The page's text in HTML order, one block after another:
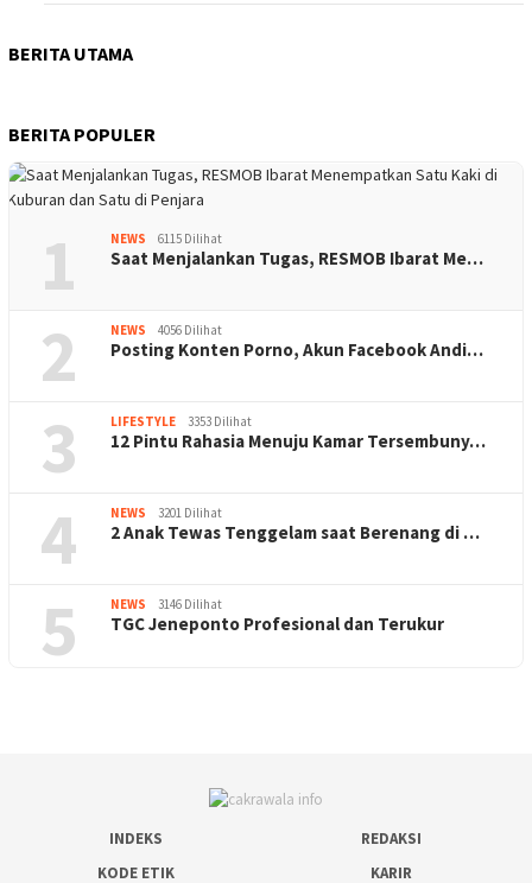
BERITA UTAMA
BERITA POPULER
1 NEWS 6115 Dilihat
Saat Menjalankan Tugas, RESMOB Ibarat Me…
2 NEWS 4056 Dilihat
Posting Konten Porno, Akun Facebook Andi…
3 LIFESTYLE 3353 Dilihat
12 Pintu Rahasia Menuju Kamar Tersembuny…
4 NEWS 3201 Dilihat
2 Anak Tewas Tenggelam saat Berenang di …
5 NEWS 3146 Dilihat
TGC Jeneponto Profesional dan Terukur
INDEKS
REDAKSI
KODE ETIK
KARIR